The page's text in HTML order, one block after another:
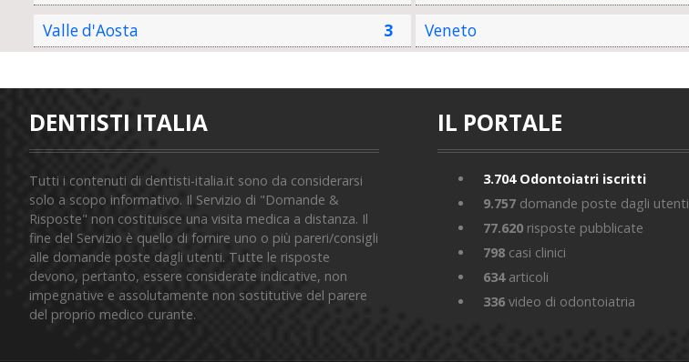
Valle d'Aosta
3 Veneto
DENTISTI ITALIA
Tutti i contenuti di dentisti-italia.it sono da considerarsi
solo a scopo informativo. Il Servizio di "Domande &
Risposte" non costituisce una visita medica a distanza. Il
fine del Servizio è quello di fornire uno o più pareri/consigli
alle domande poste dagli utenti. Tutte le risposte
devono, pertanto, essere considerate indicative, non
impegnative e assolutamente non sostitutive del parere
del proprio medico curante.
IL PORTALE
3.704Odontoiatri iscritti
9.757 domande poste dagli utenti
77.620 risposte pubblicate
798 casi clinici
634articoli
336 video di odontoiatria